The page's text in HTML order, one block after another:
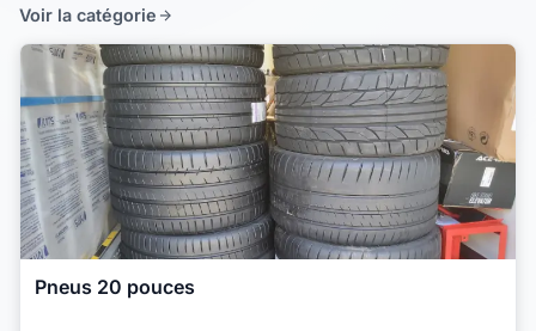
Voir la catégorie
Pneus 20 pouces